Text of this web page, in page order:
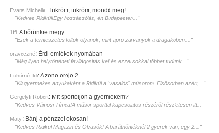
Evans Michelle: Tükröm, tükröm, mondd meg!
"Kedves Ridikül!Egy hozzàszòlàs, èn Budapesten..."
1ffi:A bőrünkre megy
"Ezek a természetes foltok olyanok, mint apró zárványok a drágakőben:..."
oraveczné: Érdi emlékek nyomában
"Még ilyen helytörténeti fevilágositás kell és ezzel sokkal többet tudunk..."
Fehérné Ildi:A zene ereje 2.
"Kisgyermekes anyukaként a Ridikül a ˝vasalós˝ műsorom. Elsősorban azért,..."
Gergelyfi Róbert: Mit sportoljon a gyermekem?
"Kedves Vámosi Tímea!A műsor sporttal kapcsolatos részéről részletesen itt..."
Matyi: Bánj a pénzzel okosan!
"Kedves Ridikül Magazin és Olvasók! A barátnőméknél 2 gyerek van, egy 2...."